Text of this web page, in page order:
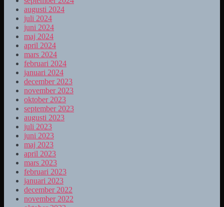
augusti 2024
juli 2024
juni 2024
maj 2024
april 2024
mars 2024
februari 2024
januari 2024
december 2023
november 2023
oktober 2023
september 2023
augusti 2023
juli 2023
juni 2023
maj 2023
april 2023
mars 2023
februari 2023
januari 2023
december 2022
november 2022